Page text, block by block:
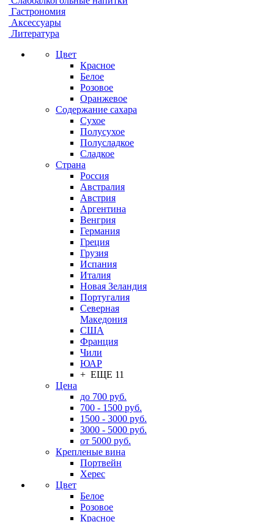
Гастрономия
Аксессуары
Литература
Цвет
Красное
Белое
Розовое
Оранжевое
Содержание сахара
Сухое
Полусухое
Полусладкое
Сладкое
Страна
Россия
Австралия
Австрия
Аргентина
Венгрия
Германия
Греция
Грузия
Испания
Италия
Новая Зеландия
Португалия
Северная
Македония
США
Франция
Чили
ЮАР
+ ЕЩЕ 11
Цена
до 700 руб.
700 - 1500 руб.
1500 - 3000 руб.
3000 - 5000 руб.
от 5000 руб.
Крепленые вина
Портвейн
Херес
Цвет
Белое
Розовое
Красное